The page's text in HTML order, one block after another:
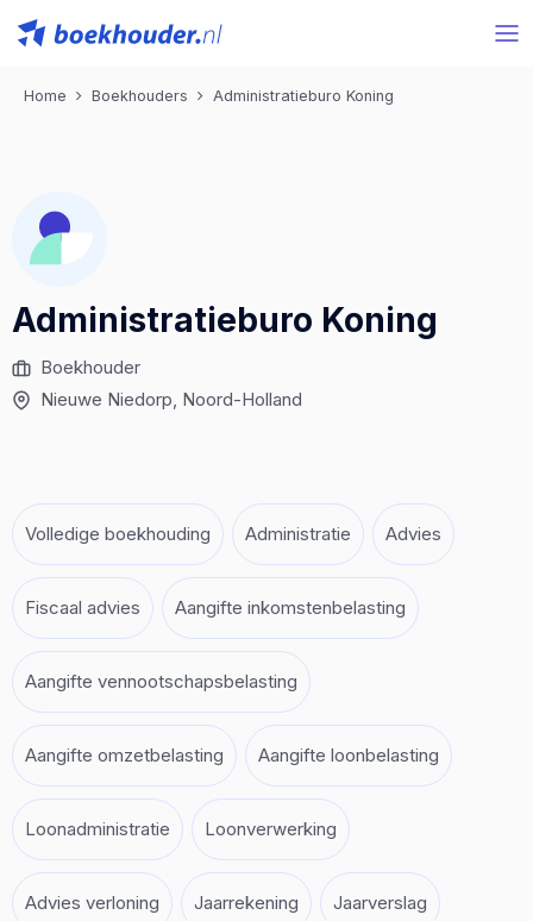
Home Boekhouders Administratieburo Koning
Administratieburo Koning
Boekhouder
Nieuwe Niedorp, Noord-Holland
Volledige boekhouding Administratie Advies
Fiscaal advies Aangifte inkomstenbelasting
Aangifte vennootschapsbelasting
Aangifte omzetbelasting Aangifte loonbelasting
Loonadministratie Loonverwerking
Advies verloning Jaarrekening Jaarverslag